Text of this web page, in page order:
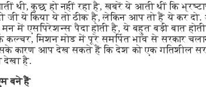
थी, कुछ हो नहीं रहा है, खबरें ये आती थीं कि
जी ये किया ये तो ठीक है, लेकिन आप तो हैं ये कर
मन में एसपिरेशन्स पैदा होती है, ये बहुत बड़ी बात
मिशन मोड में पूरे समर्पित भाव से सरकार
कारण आप देख सकते हैं कि देश को एक गतिशील
देखा है.
बने हैं